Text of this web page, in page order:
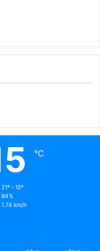
℃
21º - 15º
84%
1.74 km/h